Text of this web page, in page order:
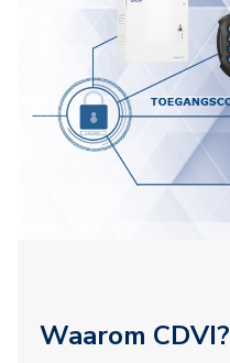
Waarom CDVI?